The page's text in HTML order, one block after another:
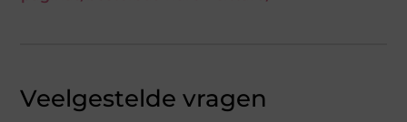
Veelgestelde vragen